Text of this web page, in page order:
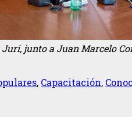
junto a Juan Marcelo
, Capacitación,